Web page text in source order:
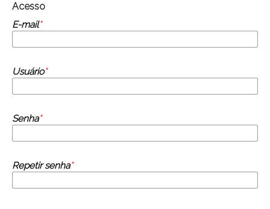
Acesso
E-mail*
Usuário*
Senha*
Repetir senha*